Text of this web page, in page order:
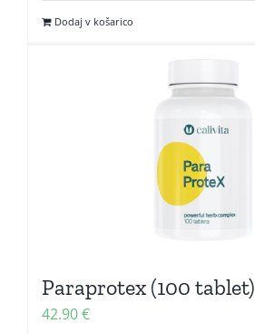
Dodaj v košarico
Paraprotex (100 tablet)
42.90€